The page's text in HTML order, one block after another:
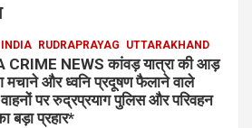
INDIA RUDRAPRAYAG UTTARAKHAND
CRIME NEWS कांवड़ यात्रा की आड़
मचाने और ध्वनि प्रदूषण फैलाने वाले
वाहनों पर रुद्रप्रयाग पुलिस और परिवहन
बड़ा प्रहार*